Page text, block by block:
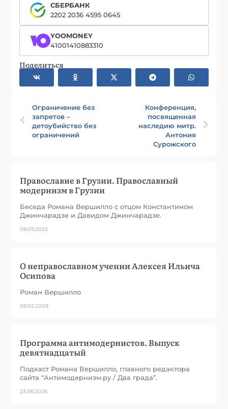
СБЕРБАНК
2202 2036 4595 0645
YOOMONEY
41001410883310
Поделиться
Ограничение без
запретов –
детоубийство без
ограничений
Конференция,
посвященная
наследию митр.
Антония
Сурожского
Православие в Грузии. Православный
модернизм в Грузии
Беседа Романа Вершилло с отцом Константином
Джинчарадзе и Давидом Джинчарадзе.
08.09.2023
О неправославном учении Алексея Ильича
Осипова
Роман Вершилло
09.02.2009
Программа антимодернистов. Выпуск
девятнадцатый
Подкаст Романа Вершилло, главного редактора
сайта “Антимодернизм.ру / Два града”.
23.06.2026